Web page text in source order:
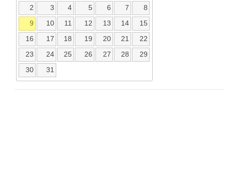
2
3 4 5 6 7
8
9
10 11 12 13 14
15
16
17 18 19 20 21
22
23
24 25 26 27 28
29
30
31